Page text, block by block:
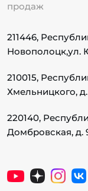
продаж
211446,
Новополоцк,ул.
210015,
Хмельницкого,
220140,
Домбровская, д.